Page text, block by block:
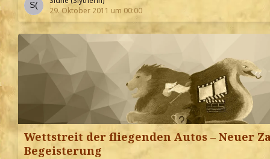
29. Oktober 2011 um 00:00
Wettstreit der fliegenden Autos – Neuer
Begeisterung